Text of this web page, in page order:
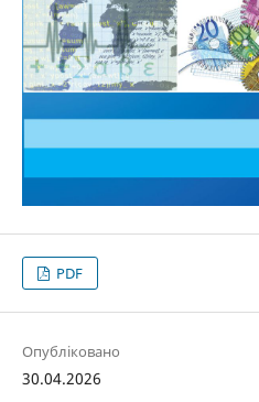
PDF
Опубліковано
30.04.2026